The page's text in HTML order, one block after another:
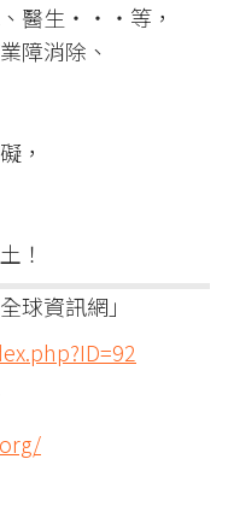
、醫生‧‧‧等，​
障消除、​
，​
！
球資訊網」